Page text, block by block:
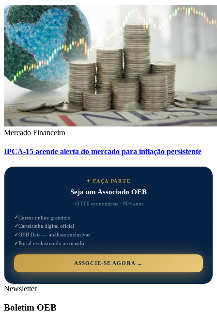
Mercado Financeiro
IPCA-15 acende alerta do mercado para inflação persistente
✦ FAÇA PARTE
Seja um Associado OEB
+3.000 economistas · 90+ anos
✓Cursos online gratuitos
✓Carteirinha digital oficial
✓OEB Data — análises exclusivas
✓Portal exclusivo do associado
ASSOCIE-SE AGORA →
Newsletter
Boletim OEB